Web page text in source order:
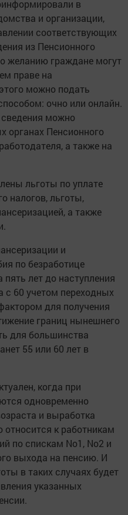
в
и организации,
соответствующих
из Пенсионного
желанию граждане могут
праве на
можно подать
очно или онлайн.
сведения можно
органах Пенсионного
а также на
льготы по уплате
налогов, льготы,
а также
и
по безработице
лет до наступления
с 60 учетом переходных
для получения
границ нынешнего
для большинства
55 или 60 лет в
когда при
одновременно
и выработка
к работникам
по спискам No1, No2 и
выхода на пенсию. И
в таких случаях будет
указанных